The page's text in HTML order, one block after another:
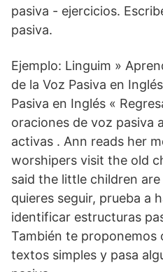
pasiva - ejercicios.
pasiva.
Ejemplo: Linguim »
de la Voz Pasiva en
Pasiva en Inglés «
oraciones de voz pasiva
activas . Ann reads her
worshipers visit the old
said the little children
quieres seguir, prueba a
identificar estructuras
También te proponemos
textos simples y pasa